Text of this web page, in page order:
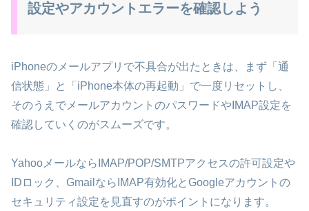
設定やアカウントエラーを確認しよう
iPhoneのメールアプリで不具合が出たときは、まず「通
信状態」と「iPhone本体の再起動」で一度リセットし、
そのうえでメールアカウントのパスワードやIMAP設定を
確認していくのがスムーズです。
YahooメールならIMAP/POP/SMTPアクセスの許可設定や
IDロック、GmailならIMAP有効化とGoogleアカウントの
セキュリティ設定を見直すのがポイントになります。